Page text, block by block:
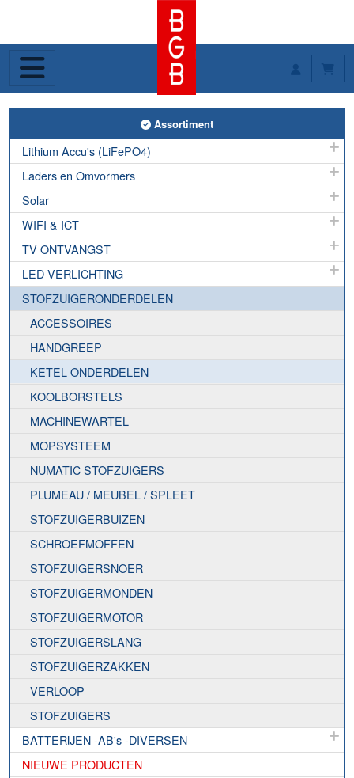
Toggle Assortiment
Assortiment
Lithium Accu's (LiFePO4)
Laders en Omvormers
Solar
WIFI & ICT
TV ONTVANGST
LED VERLICHTING
STOFZUIGERONDERDELEN
ACCESSOIRES
HANDGREEP
KETEL ONDERDELEN
KOOLBORSTELS
MACHINEWARTEL
MOPSYSTEEM
NUMATIC STOFZUIGERS
PLUMEAU / MEUBEL / SPLEET
STOFZUIGERBUIZEN
SCHROEFMOFFEN
STOFZUIGERSNOER
STOFZUIGERMONDEN
STOFZUIGERMOTOR
STOFZUIGERSLANG
STOFZUIGERZAKKEN
VERLOOP
STOFZUIGERS
BATTERIJEN -AB's -DIVERSEN
NIEUWE PRODUCTEN